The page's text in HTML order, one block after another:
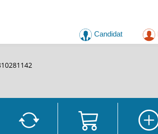
Candidat